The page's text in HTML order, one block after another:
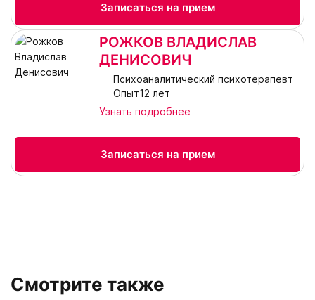
Записаться на прием
РОЖКОВ ВЛАДИСЛАВ
ДЕНИСОВИЧ
Психоаналитический психотерапевт
Опыт12 лет
Узнать подробнее
Записаться на прием
Cмотрите также